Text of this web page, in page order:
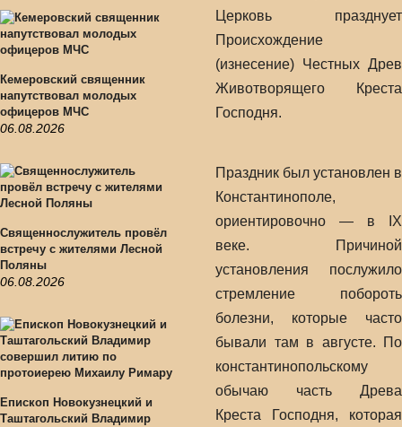
Кемеровский священник
напутствовал молодых
офицеров МЧС
06.08.2026
Священнослужитель провёл
встречу с жителями Лесной
Поляны
06.08.2026
Епископ Новокузнецкий и
Таштагольский Владимир
Церковь празднует
Происхождение
(изнесение) Честных Древ
Животворящего Креста
Господня.
Праздник был установлен в
Константинополе,
ориентировочно — в IX
веке. Причиной
установления послужило
стремление побороть
болезни, которые часто
бывали там в августе. По
константинопольскому
обычаю часть Древа
Креста Господня, которая